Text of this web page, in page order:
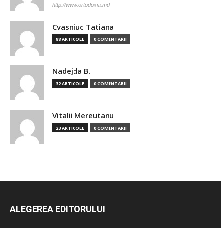
http://www.ortodoxia.md
Cvasniuc Tatiana
88 ARTICOLE 0 COMENTARII
Nadejda B.
32 ARTICOLE 0 COMENTARII
Vitalii Mereutanu
23 ARTICOLE 0 COMENTARII
ALEGEREA EDITORULUI